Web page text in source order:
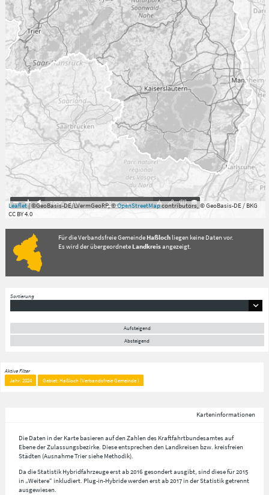
7.059°,49.813° 20km
Leaflet| ©GeoBasis-DE/LVermGeoRP, ©OpenStreetMapcontributors, © GeoBasis-DE / BKG
CC BY 4.0
Für die Verbandsfreie GemeindeHaßloch liegen keine Daten vor.
Es wird der übergeordneteLandkreisangezeigt.
Sortierung
Aufsteigend
Absteigend
Aktive Filter
Jahr: 2024
Gebiet: Haßloch (Verbandsfreie Gemeinde )
Karteninformationen
Die Daten in der Karte basieren auf den Zahlen des Kraftfahrtbundesamtes auf
Ebene der Zulassungsbezirke. Diese entsprechen den Landkreisen bzw. kreisfreien
Städten (Ausnahme Trier siehe Methodik).
Da die Statistik Hybridfahrzeuge erst ab 2016 gesondert ausgibt, sind diese für 2015
in „Weitere“ inkludiert. Plug-in-Hybride werden erst ab 2017 in der Statistik getrennt
ausgewiesen.